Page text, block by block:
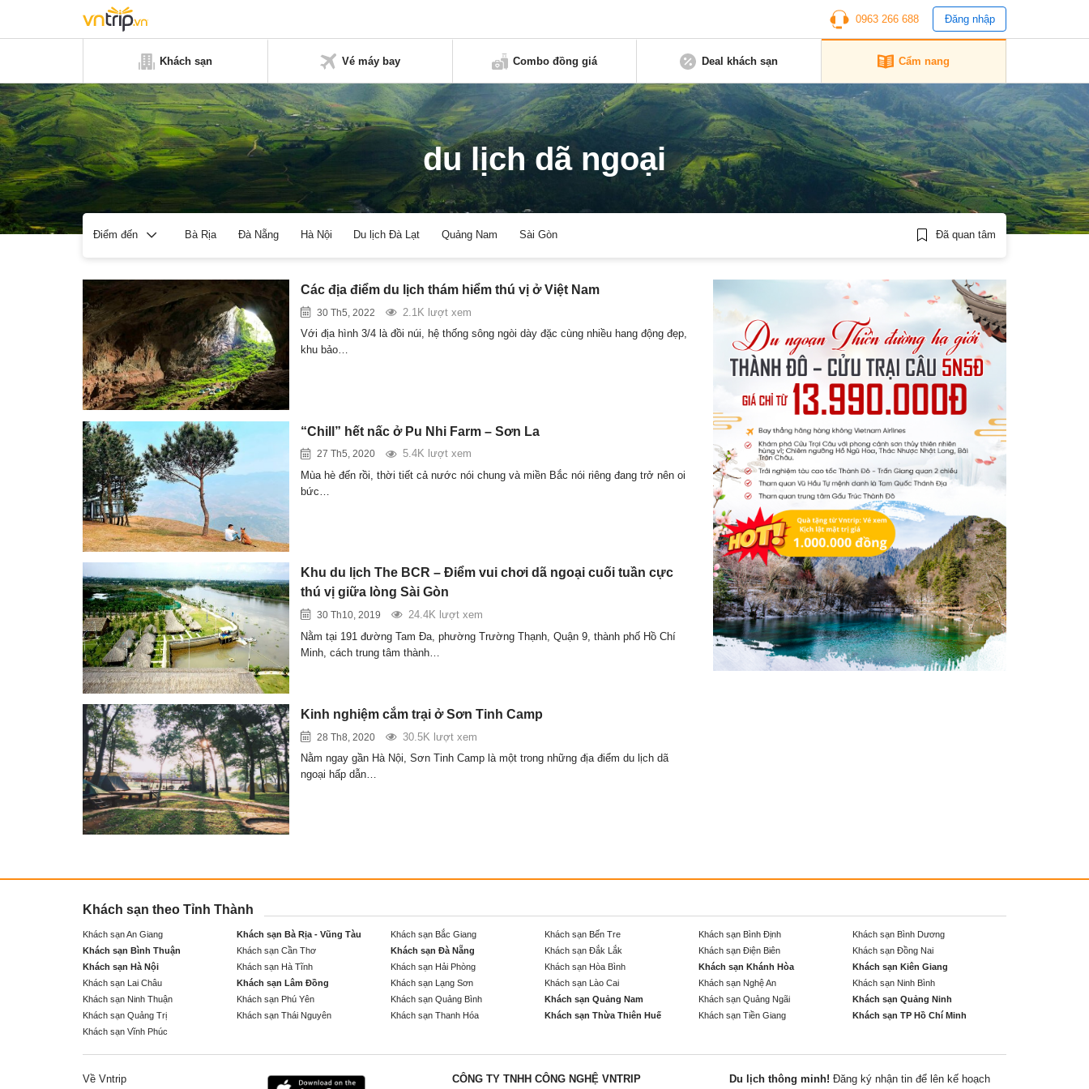
0963 266 688 Đăng nhập
Khách sạn Vé máy bay Combo đồng giá Deal khách sạn Cẩm nang
du lịch dã ngoại
Điểm đến Bà Rịa Đà Nẵng Hà Nội Du lịch Đà Lạt Quảng Nam Sài Gòn Đã quan tâm
Các địa điểm du lịch thám hiểm thú vị ở Việt Nam
30 Th5, 2022
2.1K lượt xem
Với địa hình 3/4 là đồi núi, hệ thống sông ngòi dày đặc cùng nhiều hang động đẹp,
khu bảo…
“Chill” hết nấc ở Pu Nhi Farm – Sơn La
27 Th5, 2020
5.4K lượt xem
Mùa hè đến rồi, thời tiết cả nước nói chung và miền Bắc nói riêng đang trở nên oi
bức…
Khu du lịch The BCR – Điểm vui chơi dã ngoại cuối tuần cực
thú vị giữa lòng Sài Gòn
30 Th10, 2019
24.4K lượt xem
Nằm tại 191 đường Tam Đa, phường Trường Thạnh, Quận 9, thành phố Hồ Chí
Minh, cách trung tâm thành…
Kinh nghiệm cắm trại ở Sơn Tinh Camp
28 Th8, 2020
30.5K lượt xem
Nằm ngay gần Hà Nội, Sơn Tinh Camp là một trong những địa điểm du lịch dã
ngoại hấp dẫn…
Khách sạn theo Tỉnh Thành
Khách sạn An Giang Khách sạn Bà Rịa - Vũng Tàu Khách sạn Bắc Giang Khách sạn Bến Tre Khách sạn Bình Định
Khách sạn Bình Dương
Khách sạn Bình Thuận
Khách sạn Cần Thơ Khách sạn Đà Nẵng Khách sạn Đắk Lắk Khách sạn Điện Biên
Khách sạn Đồng Nai
Khách sạn Hà Nội
Khách sạn Hà Tĩnh Khách sạn Hải Phòng Khách sạn Hòa Bình Khách sạn Khánh Hòa
Khách sạn Kiên Giang
Khách sạn Lai Châu
Khách sạn Lâm Đồng Khách sạn Lạng Sơn Khách sạn Lào Cai Khách sạn Nghệ An
Khách sạn Ninh Bình
Khách sạn Ninh Thuận
Khách sạn Phú Yên Khách sạn Quảng Bình Khách sạn Quảng Nam Khách sạn Quảng Ngãi
Khách sạn Quảng Ninh
Khách sạn Quảng Trị
Khách sạn Thái Nguyên Khách sạn Thanh Hóa Khách sạn Thừa Thiên Huế Khách sạn Tiền Giang
Khách sạn TP Hồ Chí Minh
Khách sạn Vĩnh Phúc
Về Vntrip CÔNG TY TNHH CÔNG NGHỆ VNTRIP Du lịch thông minh! Đăng ký nhận tin để lên kế hoạch